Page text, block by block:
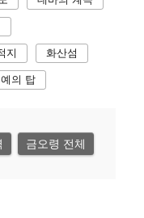
지 화산섬
의 탑
금오령 전체